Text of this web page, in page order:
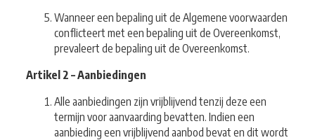
Wanneer een bepaling uit de Algemene voorwaarden
conflicteert met een bepaling uit de Overeenkomst,
prevaleert de bepaling uit de Overeenkomst.
Artikel 2 – Aanbiedingen
Alle aanbiedingen zijn vrijblijvend tenzij deze een
termijn voor aanvaarding bevatten. Indien een
aanbieding een vrijblijvend aanbod bevat en dit wordt